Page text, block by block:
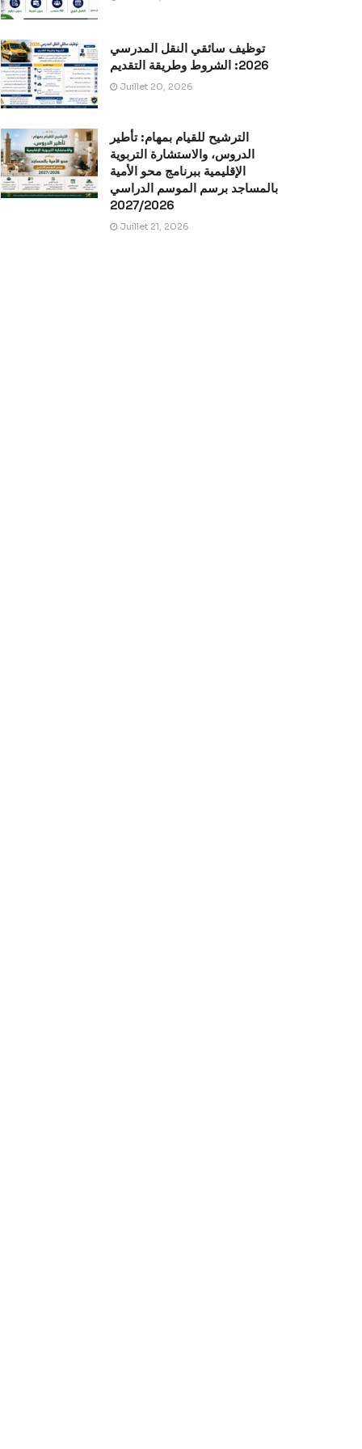
توظيف سائقي النقل المدرسي
2026: الشروط وطريقة التقديم
Juillet 20, 2026
الترشيح للقيام بمهام: تأطير
الدروس، والاستشارة التربوية
الإقليمية ببرنامج محو الأمية
بالمساجد برسم الموسم الدراسي
2027/2026
Juillet 21, 2026